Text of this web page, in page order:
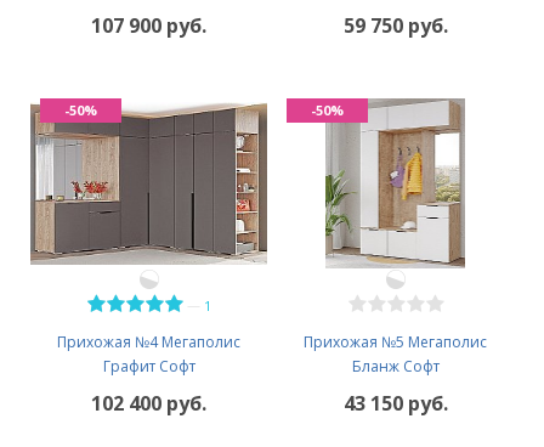
107 900 руб. 59 750 руб.
1
Прихожая №4 Мегаполис
Графит Софт
102 400 руб.
-50%
Прихожая №5 Мегаполис
Бланж Софт
43 150 руб.
-50%